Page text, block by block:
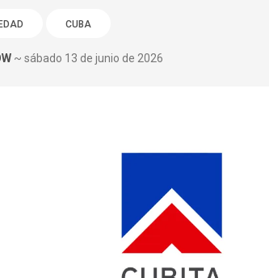
CUBA
~ sábado 13 de junio de 2026